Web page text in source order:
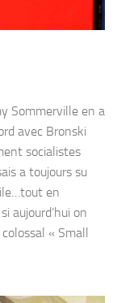
Sommerville en a
avec Bronski
socialistes
a toujours su
en
aujourd’hui on
« Small